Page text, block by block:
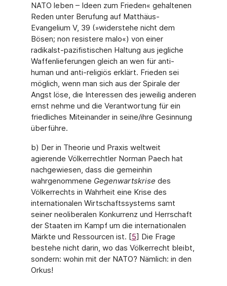
NATO leben – Ideen zum Frieden« gehaltenen
Reden unter Berufung auf Matthäus-
Evangelium V, 39 (»widerstehe nicht dem
Bösen; non resistere malo«) von einer
radikalst-pazifistischen Haltung aus jegliche
Waffenlieferungen gleich an wen für anti-
human und anti-religiös erklärt. Frieden sei
möglich, wenn man sich aus der Spirale der
Angst löse, die Interessen des jeweilig anderen
ernst nehme und die Verantwortung für ein
friedliches Mit­einander in seine/ihre Gesinnung
überführe.
b) Der in Theorie und Praxis weltweit
agierende Völkerrechtler Norman Paech hat
nachge­wiesen, dass die gemeinhin
wahrgenommene Gegenwartskrise des
Völkerrechts in Wahr­heit eine Krise des
internationalen Wirtschaftssystems samt
seiner neoliberalen Konkur­renz und Herrschaft
der Staaten im Kampf um die internationalen
Märkte und Ressourcen ist. [5] Die Frage
bestehe nicht darin, wo das Völkerrecht bleibt,
sondern: wohin mit der NATO? Nämlich: in den
Orkus!